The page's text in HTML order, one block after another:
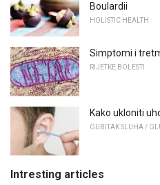
Boulardii
HOLISTIC HEALTH
Simptomi i
RIJETKE BOLESTI
Kako ukloniti
GUBITAK SLUHA /
Intresting articles